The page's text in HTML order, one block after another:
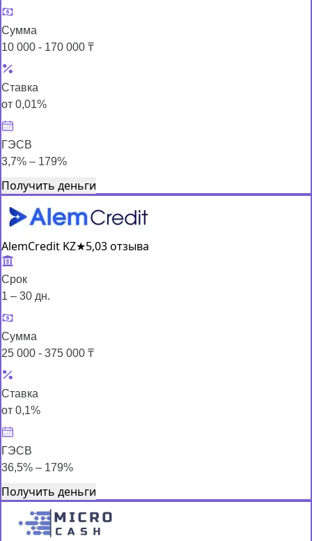
Сумма
10 000 - 170 000 ₸
Ставка
от 0,01%
ГЭСВ
3,7% – 179%
Получить деньги
AlemCredit KZ★5,03 отзыва
Срок
1 – 30 дн.
Сумма
25 000 - 375 000 ₸
Ставка
от 0,1%
ГЭСВ
36,5% – 179%
Получить деньги